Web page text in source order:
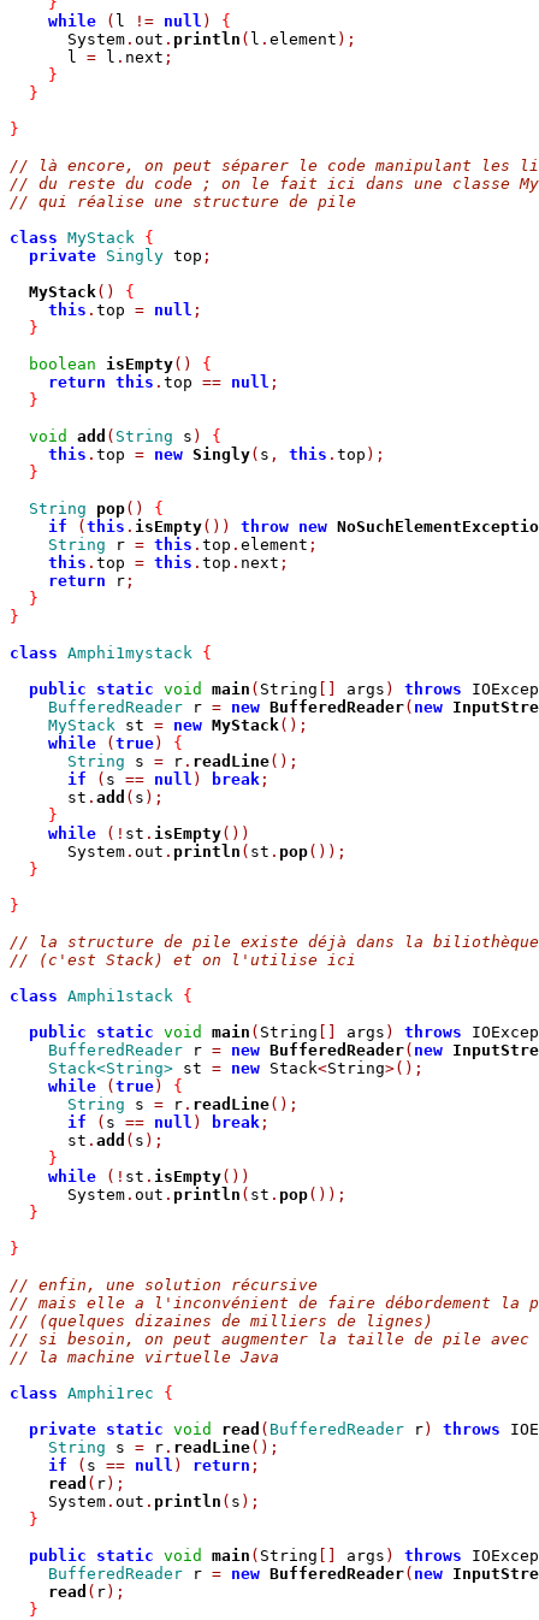
while
( l != null )
{
      System
. out . println ( l . element );
      l
= l . next ;
}
}
}
// là encore, on peut séparer le code manipulant les
// du reste du code ; on le fait ici dans une classe
// qui réalise une structure de pile
class MyStack {
private Singly top ;
MyStack()
{
this . top = null ;
}
boolean isEmpty()
{
return this . top == null ;
}
void
add ( String s )
{
this . top = new Singly( s , this . top );
}
String
pop()
{
if
( this . isEmpty()) throw new
String r = this . top . element ;
this . top = this . top . next ;
return r ;
}
}
class Amphi1mystack {
public
static void main ( String args ) throws
BufferedReader r = new BufferedReader( new
MyStack st = new MyStack();
while
( true)
{
String s = r . readLine();
if
( s == null ) break ;
      st
. add ( s );
}
while
(! st . isEmpty())
      System
. out . println ( st . pop());
}
}
// la structure de pile existe déjà dans la biliothèque
// (c'est Stack) et on l'utilise ici
class Amphi1stack {
public
static void main ( String args ) throws
BufferedReader r = new BufferedReader( new
Stack<String> st = new Stack<String>();
while
( true)
{
String s = r . readLine();
if
( s == null ) break ;
      st
. add ( s );
}
while
(! st . isEmpty())
      System
. out . println ( st . pop());
}
}
// enfin, une solution récursive
// mais elle a l'inconvénient de faire débordement la
// (quelques dizaines de milliers de lignes)
// si besoin, on peut augmenter la taille de pile avec
// la machine virtuelle Java
class Amphi1rec
{
private static void read ( BufferedReader r) throws
String s = r . readLine();
if
( s == null ) return ;
read ( r);
    System
. out . println ( s );
}
public
static void main ( String args ) throws
BufferedReader r = new BufferedReader( new
read ( r);
}